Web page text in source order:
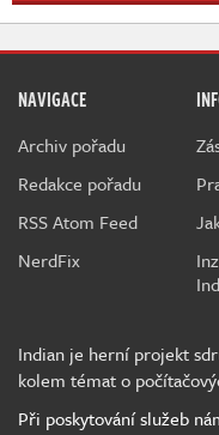
NAVIGACE
Archiv pořadu
Redakce pořadu
RSS Atom Feed
NerdFix
Indian je herní projekt
kolem témat o
Při poskytování služeb